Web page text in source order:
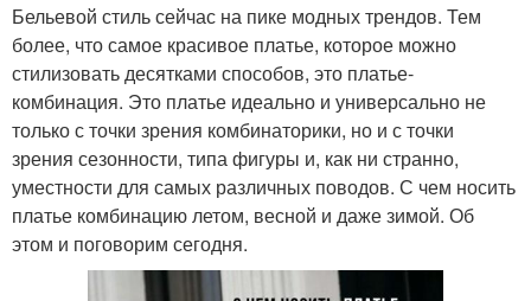
Бельевой стиль сейчас на пике модных трендов. Тем
более, что самое красивое платье, которое можно
стилизовать десятками способов, это платье-
комбинация. Это платье идеально и универсально не
только с точки зрения комбинаторики, но и с точки
зрения сезонности, типа фигуры и, как ни странно,
уместности для самых различных поводов. С чем носить
платье комбинацию летом, весной и даже зимой. Об
этом и поговорим сегодня.